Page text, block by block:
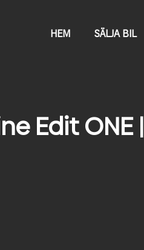
HEM SÄLJA BIL
Edit ONE |